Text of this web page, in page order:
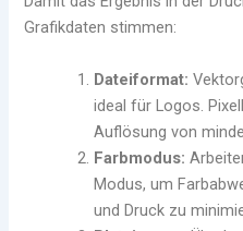
Grafikdaten stimmen:
Dateiformat:
ideal für Logos.
Auflösung von
Farbmodus:
Modus, um
und Druck zu